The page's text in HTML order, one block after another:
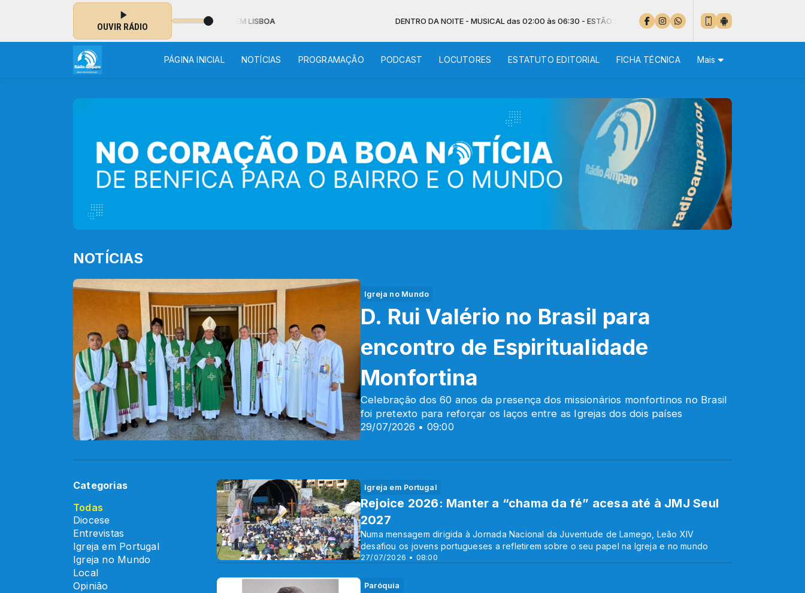
OUVIR RÁDIO
NOITE - MUSICAL das 02:00 às 06:30 - ESTÃO 20 º EM LISBOA DENTRO DA NOITE - MUSICAL das 02:00 às 06:30 - ESTÃO 20 º EM LISBOA
PÁGINA INICIAL NOTÍCIAS PROGRAMAÇÃO PODCAST LOCUTORES ESTATUTO EDITORIAL FICHA TÉCNICA Mais
NOTÍCIAS
Igreja no Mundo
29/07/2026 • 09:00
D. Rui Valério no Brasil para
encontro de Espiritualidade
Monfortina
Celebração dos 60 anos da presença dos missionários monfortinos no Brasil
foi pretexto para reforçar os laços entre as Igrejas dos dois países
Categorias
Todas
Diocese
Entrevistas
Igreja em Portugal
Igreja no Mundo
Local
Opinião
Igreja em Portugal
27/07/2026 • 08:00
Rejoice 2026: Manter a “chama da fé” acesa até à JMJ Seul
2027
Numa mensagem dirigida à Jornada Nacional da Juventude de Lamego, Leão XIV
desafiou os jovens portugueses a refletirem sobre o seu papel na Igreja e no mundo
Paróquia